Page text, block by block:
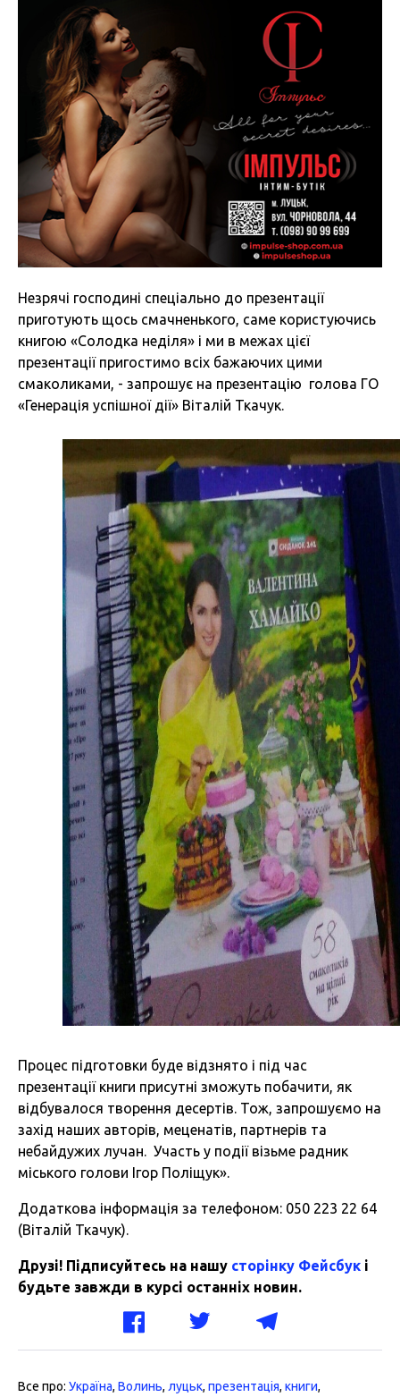
Незрячі господині спеціально до презентації
приготують щось смачненького, саме користуючись
книгою «Солодка неділя» і ми в межах цієї
презентації пригостимо всіх бажаючих цими
смаколиками, - запрошує на презентацію голова ГО
«Генерація успішної дії» Віталій Ткачук.
Процес підготовки буде відзнято і під час
презентації книги присутні зможуть побачити, як
відбувалося творення десертів. Тож, запрошуємо на
захід наших авторів, меценатів, партнерів та
небайдужих лучан. Участь у події візьме радник
міського голови Ігор Поліщук».
Додаткова інформація за телефоном: 050 223 22 64
(Віталій Ткачук).
Друзі! Підписуйтесь на нашу сторінку Фейсбук і
будьте завжди в курсі останніх новин.
Все про: Україна, Волинь, луцьк, презентація, книги,